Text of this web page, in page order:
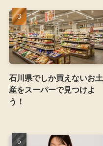
石川県でしか買えないお土
産をスーパーで見つけよ
う！